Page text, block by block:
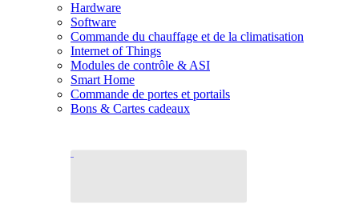
Hardware
Software
Commande du chauffage et de la climatisation
Internet of Things
Modules de contrôle & ASI
Smart Home
Commande de portes et portails
Bons & Cartes cadeaux